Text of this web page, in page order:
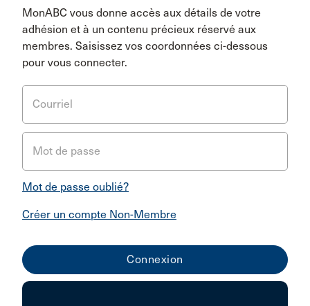
MonABC vous donne accès aux détails de votre
adhésion et à un contenu précieux réservé aux
membres. Saisissez vos coordonnées ci-dessous
pour vous connecter.
Courriel
Mot de passe
Mot de passe oublié?
Créer un compte Non-Membre